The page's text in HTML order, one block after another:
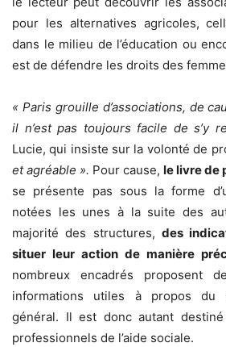
pour les alternatives agricoles,
dans le milieu de l’éducation ou
est de défendre les droits des
« Paris grouille d’associations, de
il n’est pas toujours facile de s’y
Lucie, qui insiste sur la volonté de
et agréable ». Pour cause, le livre de
se présente pas sous la forme
notées les unes à la suite des
majorité des structures, des
situer leur action de manière
nombreux encadrés proposent
informations utiles à propos du
général. Il est donc autant destiné
professionnels de l’aide sociale.